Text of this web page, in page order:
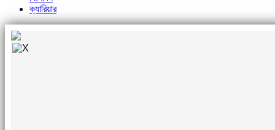
ক্যারিয়ার